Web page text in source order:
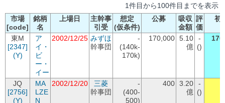
1件目から100件目までを表示
市場
[code]
銘柄
名
上場日
主幹事
引受
想定
(仮条件)
公募
吸収
金額
評
価
初
東M
[2347]
(Y)
ア
イ・
ビ
ー・
イー
2002/12/25 みずほ
幹事団
-
(140k-
170k)
170,000 5.10
億
-
()
JQ
[2756]
(Y)
MA
LZE
N
2002/12/20
三菱
幹事団
-
(400-
500)
400 3.20
億
-
()